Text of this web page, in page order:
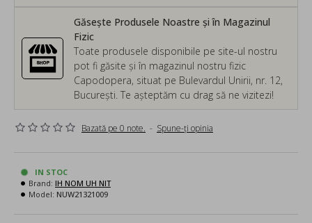
Găsește Produsele Noastre și în Magazinul
Fizic
Toate produsele disponibile pe site-ul nostru
pot fi găsite și în magazinul nostru fizic
Capodopera, situat pe Bulevardul Unirii, nr. 12,
București. Te așteptăm cu drag să ne vizitezi!
Bazată pe 0 note. - Spune-ţi opinia
IN STOC
Brand: IH NOM UH NIT
Model: NUW21321009